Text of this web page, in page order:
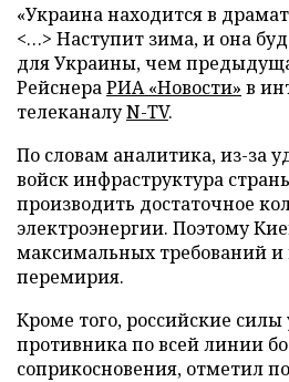
«Украина находится в
<…> Наступит зима, и она
для Украины, чем
РейснераРИА «Новости» в
телеканалуN-TV.
По словам аналитика, из-за
войск инфраструктура
производить достаточное
электроэнергии. Поэтому
максимальных требований и
перемирия.
Кроме того, российские
противника по всей линии
соприкосновения, отметил